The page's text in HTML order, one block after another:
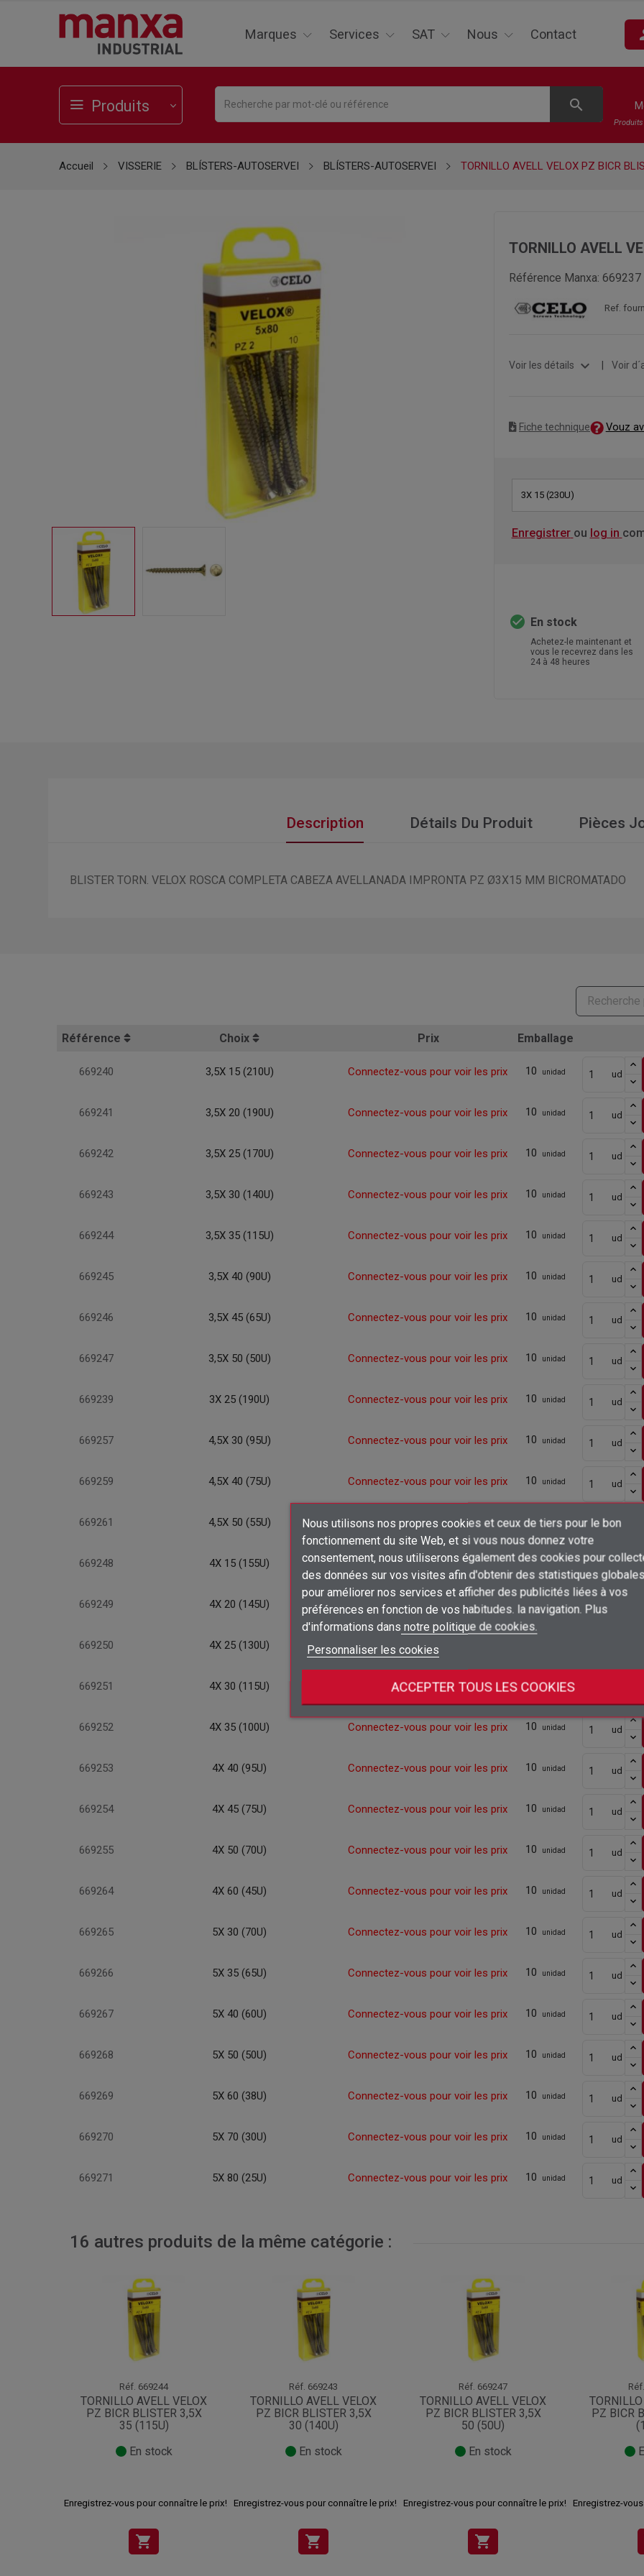
Ajouter à ma liste d'envies ×
add_circle_outline
Créer une nouvelle liste
Créer une liste d'envies ×
Nom de la liste d'envies
Annuler
Connexion
Vous devez être connecté pour ajouter des produits à votre liste d'envies.
Marques Services SAT Nous Contact
Produits search
Nous utilisons nos propres cookies et ceux de tiers pour le bon
fonctionnement du site Web, et si vous nous donnez votre
consentement, nous utiliserons également des cookies pour
des données sur vos visites afin d'obtenir des statistiques globales
pour améliorer nos services et afficher des publicités liées à vos
préférences en fonction de vos habitudes. la navigation. Plus
d'informations dans notre politique de cookies.
Personnaliser les cookies
ACCEPTER TOUS LES COOKIES
Accueil VISSERIE BLÍSTERS-AUTOSERVEI BLÍSTERS-AUTOSERVEI TORNILLO AVELL VELOX PZ BICR
TORNILLO AVELL
Référence Manxa: 669237
Ref.
Voir les détails expand_more Voir
Fiche technique Vouz
3X 15 (230U)
Enregistrer ou log in
check_circle En stock
Achetez-le maintenant et
vous le recevrez dans les
24 à 48 heures
Description Détails Du Produit Pièces
BLISTER TORN. VELOX ROSCA COMPLETA CABEZA AVELLANADA IMPRONTA PZ Ø3X15 MM BICROMATADO
Référence Choix Prix Emballage
669240 3,5X 15 (210U) Connectez-vous pour voir les prix 10 unidad ud
669241 3,5X 20 (190U) Connectez-vous pour voir les prix 10 unidad ud
669242 3,5X 25 (170U) Connectez-vous pour voir les prix 10 unidad ud
669243 3,5X 30 (140U) Connectez-vous pour voir les prix 10 unidad ud
669244 3,5X 35 (115U) Connectez-vous pour voir les prix 10 unidad ud
669245 3,5X 40 (90U) Connectez-vous pour voir les prix 10 unidad ud
669246 3,5X 45 (65U) Connectez-vous pour voir les prix 10 unidad ud
669247 3,5X 50 (50U) Connectez-vous pour voir les prix 10 unidad ud
669239 3X 25 (190U) Connectez-vous pour voir les prix 10 unidad ud
669257 4,5X 30 (95U) Connectez-vous pour voir les prix 10 unidad ud
669259 4,5X 40 (75U) Connectez-vous pour voir les prix 10 unidad ud
669261 4,5X 50 (55U) Connectez-vous pour voir les prix 10 unidad ud
669248 4X 15 (155U) Connectez-vous pour voir les prix 10 unidad ud
669249 4X 20 (145U) Connectez-vous pour voir les prix 10 unidad
669250 4X 25 (130U) Connectez-vous pour voir les prix
669251 4X 30 (115U) Connectez-vous pour voir les prix 10 unidad
669252 4X 35 (100U) Connectez-vous pour voir les prix 10 unidad ud
669253 4X 40 (95U) Connectez-vous pour voir les prix 10 unidad ud
669254 4X 45 (75U) Connectez-vous pour voir les prix 10 unidad ud
669255 4X 50 (70U) Connectez-vous pour voir les prix 10 unidad ud
669264 4X 60 (45U) Connectez-vous pour voir les prix 10 unidad ud
669265 5X 30 (70U) Connectez-vous pour voir les prix 10 unidad ud
669266 5X 35 (65U) Connectez-vous pour voir les prix 10 unidad ud
669267 5X 40 (60U) Connectez-vous pour voir les prix 10 unidad ud
669268 5X 50 (50U) Connectez-vous pour voir les prix 10 unidad ud
669269 5X 60 (38U) Connectez-vous pour voir les prix 10 unidad ud
669270 5X 70 (30U) Connectez-vous pour voir les prix 10 unidad ud
669271 5X 80 (25U) Connectez-vous pour voir les prix 10 unidad ud
16 autres produits de la même catégorie :
Réf. 669244
TORNILLO AVELL VELOX
PZ BICR BLISTER 3,5X
35 (115U)
En stock
Enregistrez-vous pour connaître le prix!
shopping_cart
Réf. 669243
TORNILLO AVELL VELOX
PZ BICR BLISTER 3,5X
30 (140U)
En stock
Enregistrez-vous pour connaître le prix!
shopping_cart
Réf. 669247
TORNILLO AVELL VELOX
PZ BICR BLISTER 3,5X
50 (50U)
En stock
Enregistrez-vous pour connaître le prix!
shopping_cart
Réf.
PZ BICR
Enregistrez-